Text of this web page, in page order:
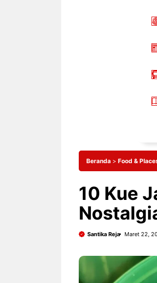
Beranda > Food &
10 Kue
Santika Reja Maret 22,